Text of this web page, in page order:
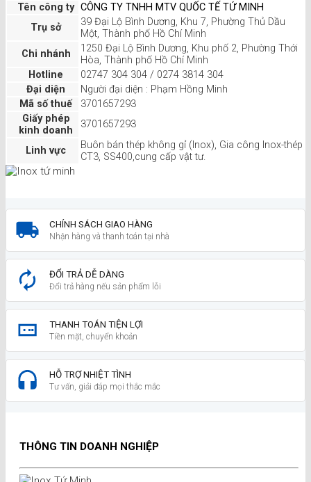
Tên công ty CÔNG TY TNHH MTV QUỐC TẾ TỨ MINH
Trụ sở
39 Đại Lộ Bình Dương, Khu 7, Phường Thủ Dầu
Một, Thành phố Hồ Chí Minh
Chi nhánh
1250 Đại Lộ Bình Dương, Khu phố 2, Phường Thới
Hòa, Thành phố Hồ Chí Minh
Hotline
02747 304 304 / 0274 3814 304
Đại diện
Người đại diện : Phạm Hồng Minh
Mã số thuế
3701657293
Giấy phép
kinh doanh
3701657293
Linh vực
Buôn bán thép không gỉ (Inox), Gia công Inox-thép
CT3, SS400,cung cấp vật tư.
CHÍNH SÁCH GIAO HÀNG
Nhận hàng và thanh toán tại nhà
ĐỔI TRẢ DỄ DÀNG
Đổi trả hàng nếu sản phẩm lỗi
THANH TOÁN TIỆN LỢI
Tiền mặt, chuyển khoản
HỖ TRỢ NHIỆT TÌNH
Tư vấn, giải đáp mọi thắc mắc
THÔNG TIN DOANH NGHIỆP